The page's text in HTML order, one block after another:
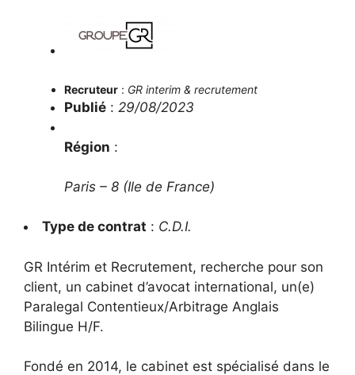
Recruteur : GR interim & recrutement
Publié : 29/08/2023
Région :
Paris – 8 (Ile de France)
Type de contrat : C.D.I.
GR Intérim et Recrutement, recherche pour son
client, un cabinet d’avocat international, un(e)
Paralegal Contentieux/Arbitrage Anglais
Bilingue H/F.
Fondé en 2014, le cabinet est spécialisé dans le